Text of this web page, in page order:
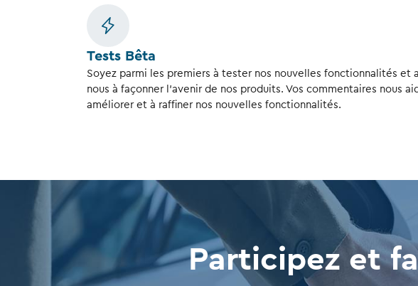
Tests Bêta
Soyez parmi les premiers à tester nos nouvelles fonctionnalités et
nous à façonner l’avenir de nos produits. Vos commentaires nous
améliorer et à raffiner nos nouvelles fonctionnalités.
Participez et